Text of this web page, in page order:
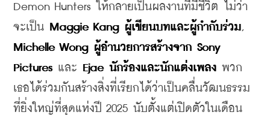
Demon Hunters ให้กลายเป็นผลงานที่มีชีวิต ไม่ว่า
จะเป็น
Maggie Kang ผู้เขียนบทและผู้กำกับร่วม
Michelle Wong ผู้อำนวยการสร้างจาก Sony
Pictures และ Ejae นักร้องและนักแต่งเพลง พวก
เธอได้ร่วมกันสร้างสิ่งที่เรียกได้ว่าเป็นคลื่นวัฒนธรรม
ที่ยิ่งใหญ่ที่สุดแห่งปี 2025 นับตั้งแต่เปิดตัวในเดือน